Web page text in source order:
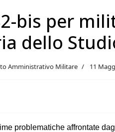
bis per
dello
Amministrativo Militare 11
problematiche affrontate